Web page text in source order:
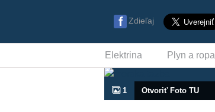
Zdieľaj
Elektrina Plyn a ropa
1 Otvoriť Foto TU